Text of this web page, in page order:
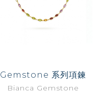
Gemstone 系列項鍊
Bianca Gemstone